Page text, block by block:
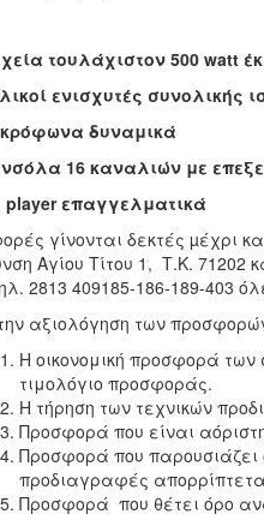
τουλάχιστον 500 watt
ενισχυτές συνολικής
δυναμικά
16 καναλιών με
player επαγγελματικά
γίνονται δεκτές µέχρι
Αγίου Τίτου 1, Τ.Κ.
2813 409185-186-189-403
αξιολόγηση των
Η οικονομική προσφορά
τιμολόγιο προσφοράς.
Η τήρηση των τεχνικών
Προσφορά που είναι
Προσφορά που
προδιαγραφές
Προσφορά που θέτει όρο